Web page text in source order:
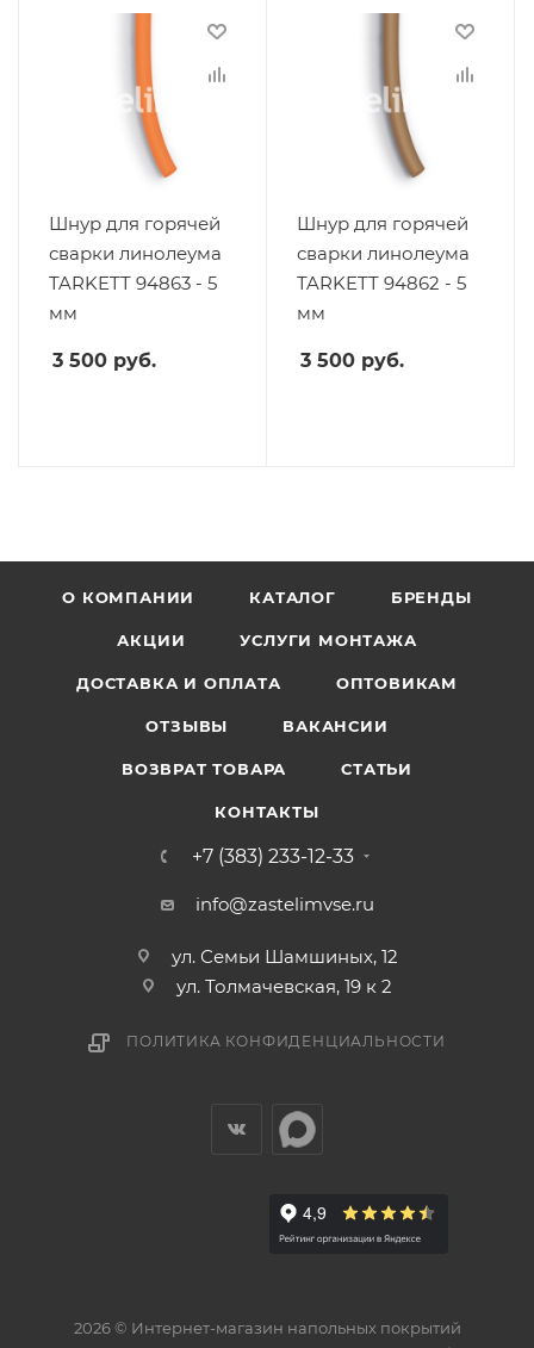
Шнур для горячей
сварки линолеума
TARKETT 94863 - 5
мм
3 500 руб.
Шнур для горячей
сварки линолеума
TARKETT 94862 - 5
мм
3 500 руб.
О КОМПАНИИ КАТАЛОГ БРЕНДЫ
АКЦИИ УСЛУГИ МОНТАЖА
ДОСТАВКА И ОПЛАТА ОПТОВИКАМ
ОТЗЫВЫ ВАКАНСИИ
ВОЗВРАТ ТОВАРА СТАТЬИ
КОНТАКТЫ
+7 (383) 233-12-33
info@zastelimvse.ru
ул. Семьи Шамшиных, 12
ул. Толмачевская, 19 к 2
ПОЛИТИКА КОНФИДЕНЦИАЛЬНОСТИ
2026 © Интернет-магазин напольных покрытий